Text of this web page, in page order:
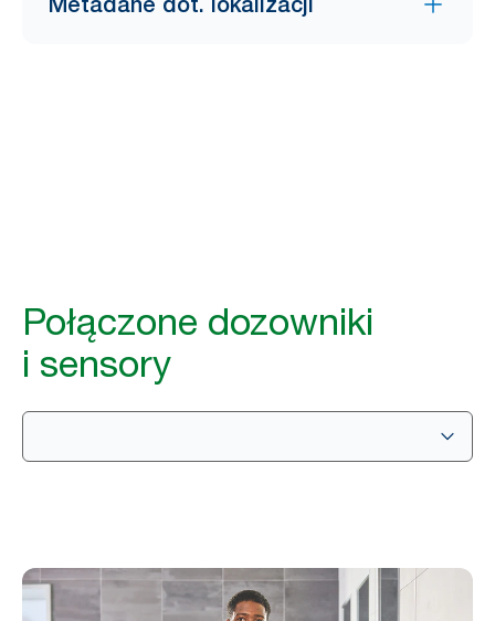
Połączone dozowniki
i sensory